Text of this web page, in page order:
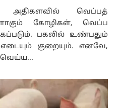
அதிகளவில் வெப்பத்
கோழிகள், வெப்ப
பகலில் உண்பதும்
குறையும். எனவே,
வெய்ய...